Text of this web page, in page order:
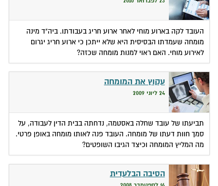
העובד לקה בארוע מוחי לאחר ארוע חריג בעבודתו. ביה"ד מינה
מומחה שעמדתו הבסיסית היא שלא ייתכן כי ארוע חריג יגרום
לאירוע מוחי. האם ראוי למנות מומחה שכזה?
עקוץ את המומחה
24 ליוני 2009
תביעתו של עובד שחלה באסטמה, נדחתה בבית הדין לעבודה, על
סמך חוות דעתו של מומחה. העובד פנה לאותו מומחה באופן פרטי.
מה המליץ המומחה וכיצד הגיבו השופטים?
הסיבה הבלעדית